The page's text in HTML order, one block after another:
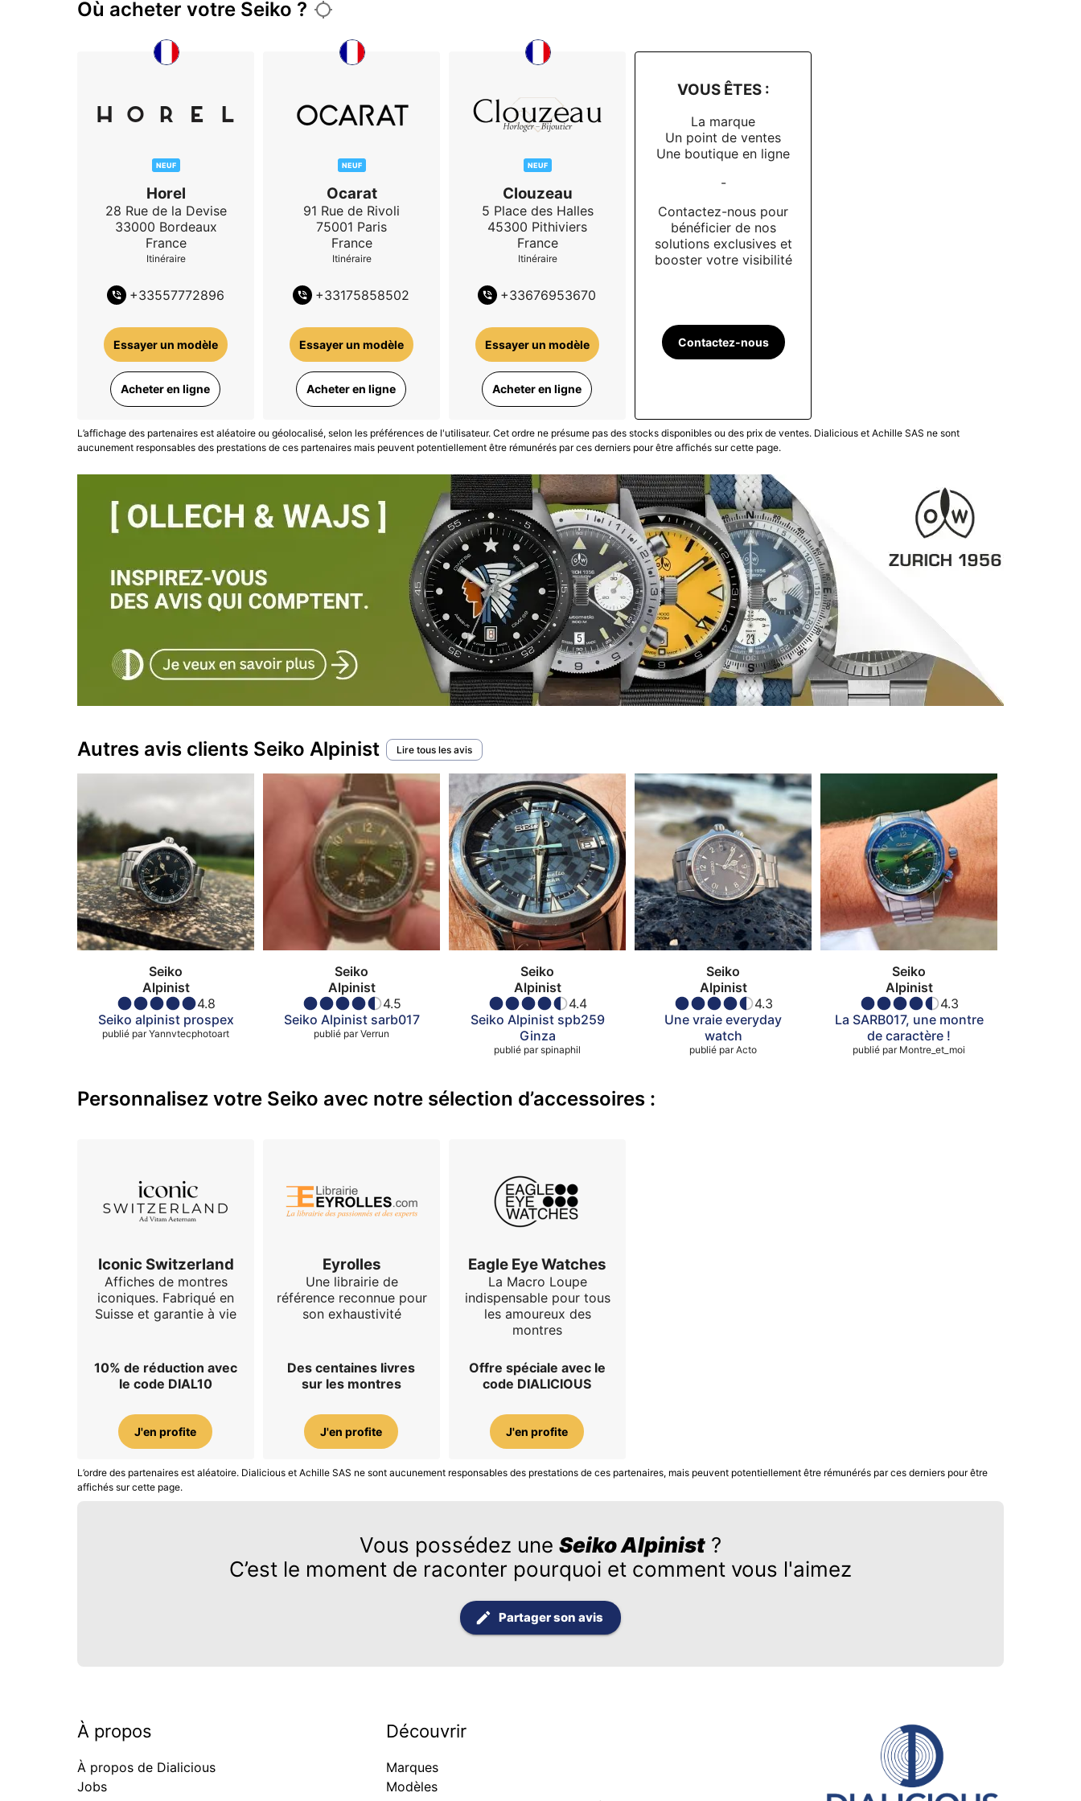
Où acheter votre Seiko ?
NEUF
Horel
28 Rue de la Devise
33000 Bordeaux
France
Itinéraire
+33557772896
Essayer un modèle
Acheter en ligne
NEUF
Ocarat
91 Rue de Rivoli
75001 Paris
France
Itinéraire
+33175858502
Essayer un modèle
Acheter en ligne
NEUF
Clouzeau
5 Place des Halles
45300 Pithiviers
France
Itinéraire
+33676953670
Essayer un modèle
Acheter en ligne
VOUS ÊTES :
La marque
Un point de ventes
Une boutique en ligne
-
Contactez-nous pour
bénéficier de nos
solutions exclusives et
booster votre visibilité
Contactez-nous
L’affichage des partenaires est aléatoire ou géolocalisé, selon les préférences de l'utilisateur. Cet ordre ne présume pas des stocks disponibles ou des prix de ventes. Dialicious et Achille SAS ne sont
aucunement responsables des prestations de ces partenaires mais peuvent potentiellement être rémunérés par ces derniers pour être affichés sur cette page.
Autres avis clients Seiko Alpinist Lire tous les avis
Seiko
Alpinist
4.8
Seiko alpinist prospex
publié par Yannvtecphotoart
Seiko
Alpinist
4.5
Seiko Alpinist sarb017
publié par Verrun
Seiko
Alpinist
4.4
Seiko Alpinist spb259
Ginza
publié par spinaphil
Seiko
Alpinist
4.3
Une vraie everyday
watch
publié par Acto
Seiko
Alpinist
4.3
La SARB017, une montre
de caractère !
publié par Montre_et_moi
Personnalisez votre Seiko avec notre sélection d’accessoires :
Iconic Switzerland
Affiches de montres
iconiques. Fabriqué en
Suisse et garantie à vie
10% de réduction avec
le code DIAL10
J'en profite
Eyrolles
Une librairie de
référence reconnue pour
son exhaustivité
Des centaines livres
sur les montres
J'en profite
Eagle Eye Watches
La Macro Loupe
indispensable pour tous
les amoureux des
montres
Offre spéciale avec le
code DIALICIOUS
J'en profite
L’ordre des partenaires est aléatoire. Dialicious et Achille SAS ne sont aucunement responsables des prestations de ces partenaires, mais peuvent potentiellement être rémunérés par ces derniers pour être
affichés sur cette page.
Vous possédez une Seiko Alpinist ?
C’est le moment de raconter pourquoi et comment vous l'aimez
Partager son avis
À propos
À propos de Dialicious
Jobs
Découvrir
Marques
Modèles